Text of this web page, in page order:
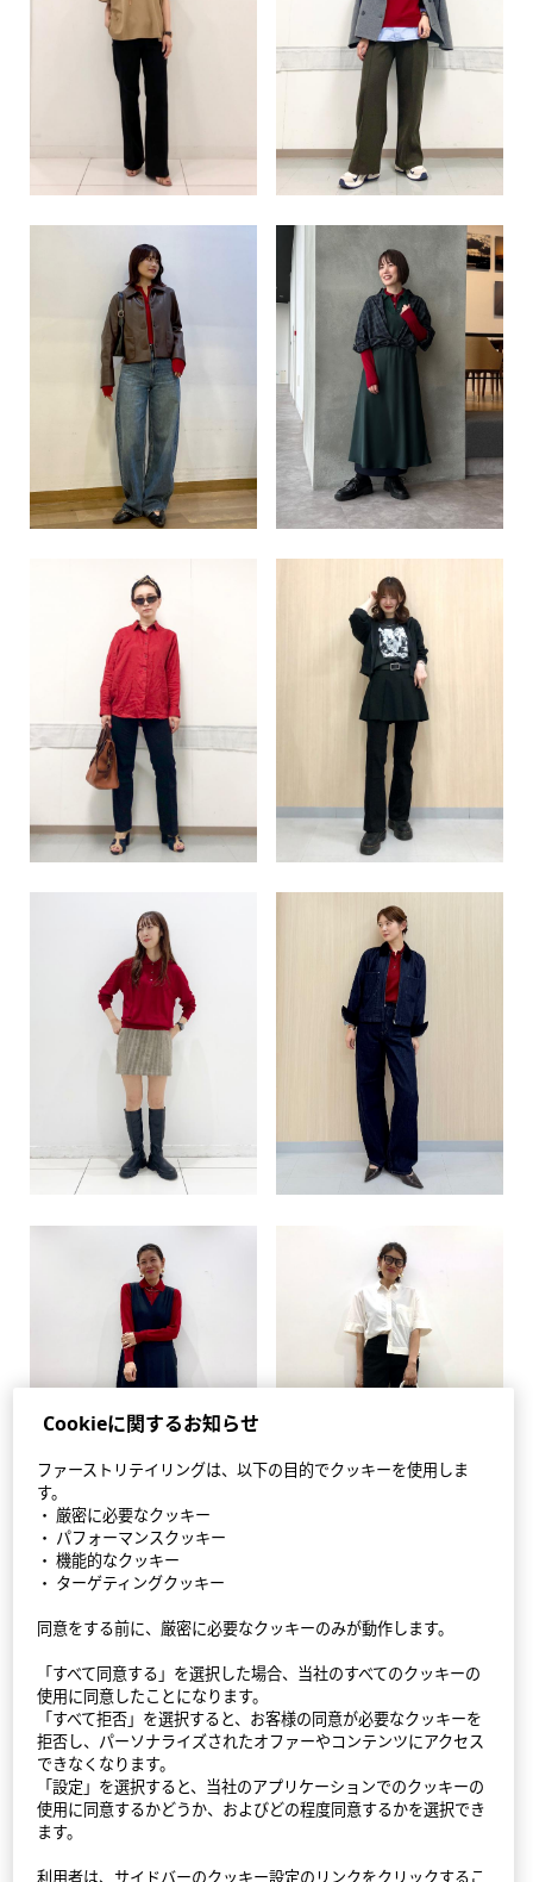
StyleHint アプリ
利用規約
プライバシーポリシー（外部送信ポリシーを含む）
サイトマップ
お問い合わせ
Cookieに関するお知らせ
ファーストリテイリングは、以下の目的でクッキーを使用しま
す。
・ 厳密に必要なクッキー
・ パフォーマンスクッキー
・ 機能的なクッキー
・ ターゲティングクッキー
同意をする前に、厳密に必要なクッキーのみが動作します。
「すべて同意する」を選択した場合、当社のすべてのクッキーの
使用に同意したことになります。
「すべて拒否」を選択すると、お客様の同意が必要なクッキーを
拒否し、パーソナライズされたオファーやコンテンツにアクセス
できなくなります。
「設定」を選択すると、当社のアプリケーションでのクッキーの
使用に同意するかどうか、およびどの程度同意するかを選択でき
ます。
利用者は、サイドバーのクッキー設定のリンクをクリックするこ